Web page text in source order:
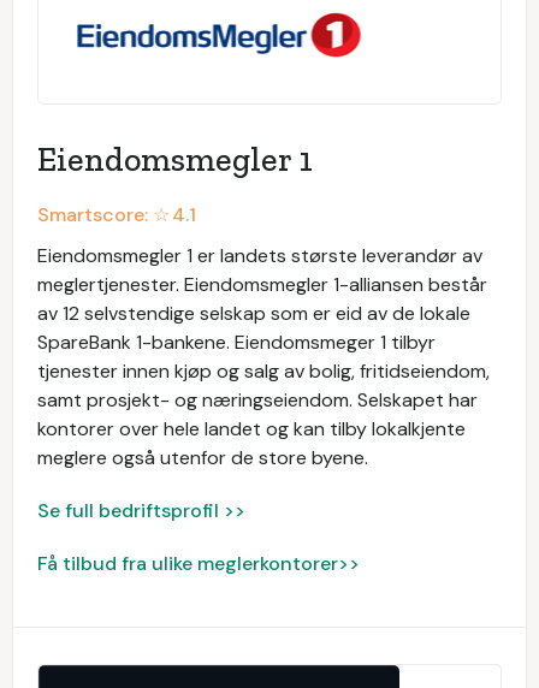
Eiendomsmegler 1
Smartscore: ☆4.1
Eiendomsmegler 1 er landets største leverandør av
meglertjenester. Eiendomsmegler 1-alliansen består
av 12 selvstendige selskap som er eid av de lokale
SpareBank 1-bankene. Eiendomsmeger 1 tilbyr
tjenester innen kjøp og salg av bolig, fritidseiendom,
samt prosjekt- og næringseiendom. Selskapet har
kontorer over hele landet og kan tilby lokalkjente
meglere også utenfor de store byene.
Se full bedriftsprofil >>
Få tilbud fra ulike meglerkontorer>>